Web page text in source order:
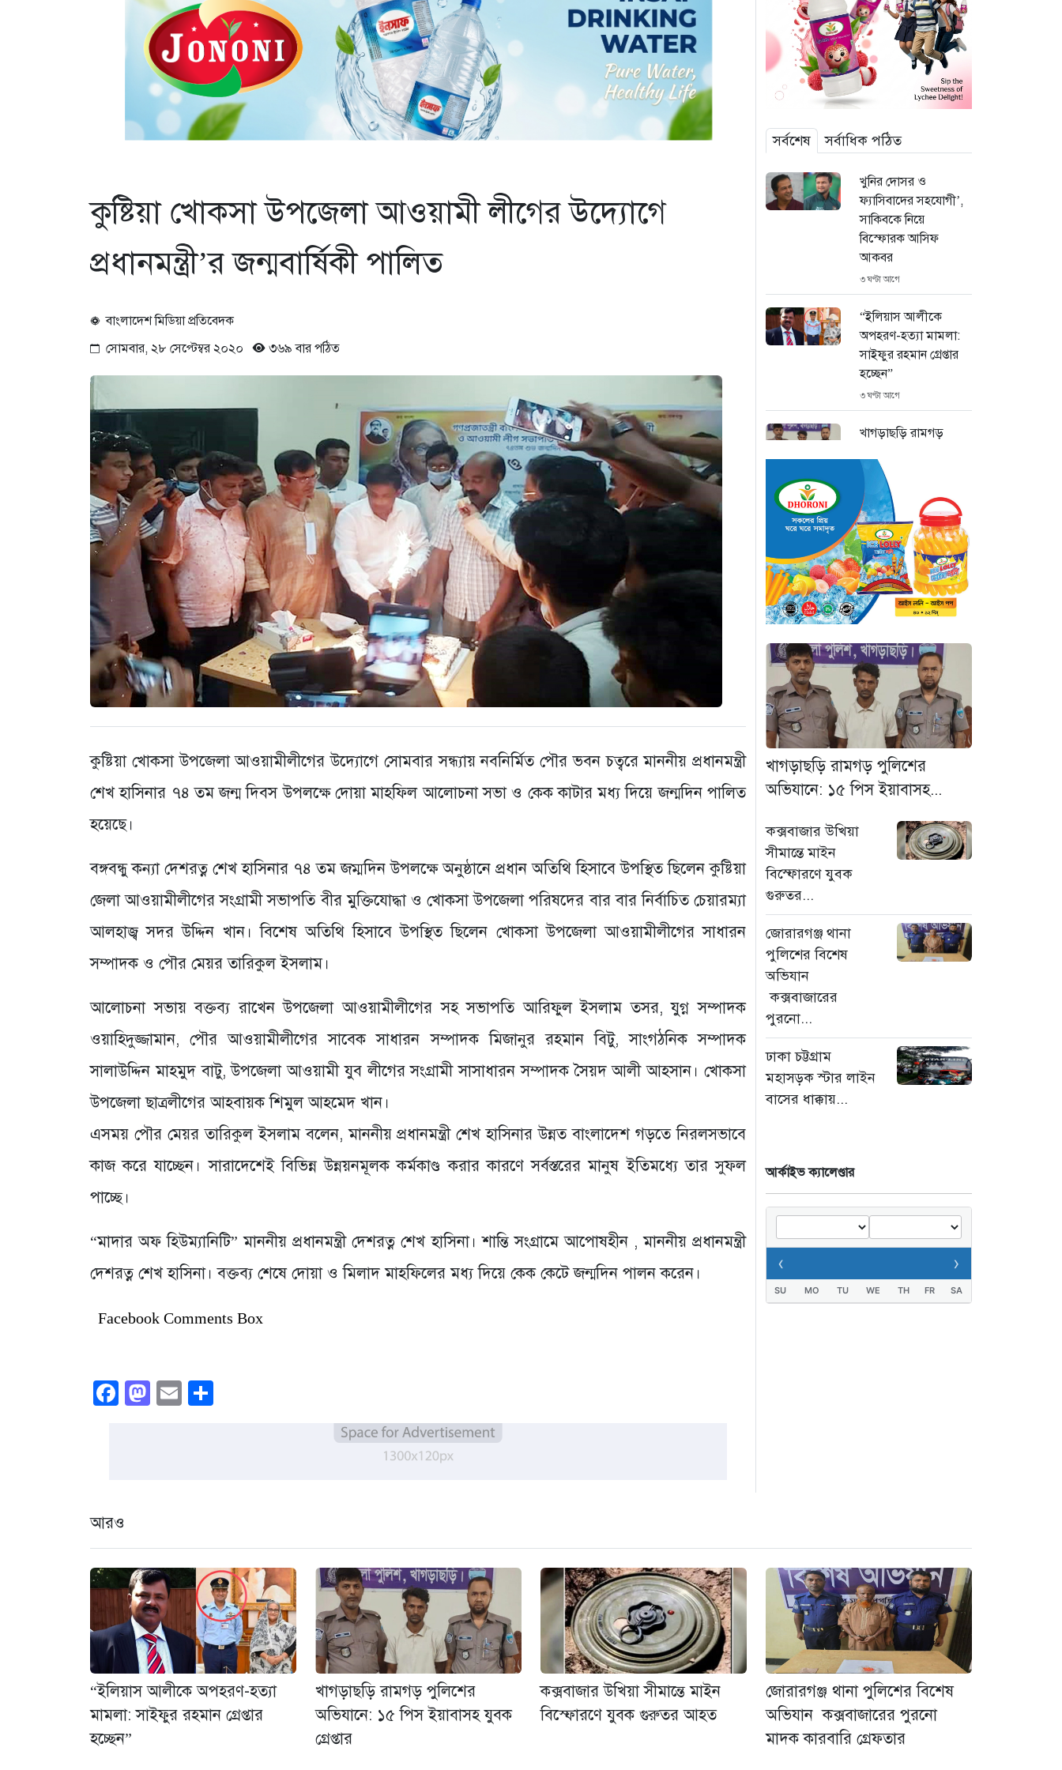
কুষ্টিয়া খোকসা উপজেলা আওয়ামী লীগের উদ্যোগে
প্রধানমন্ত্রী’র জন্মবার্ষিকী পালিত
বাংলাদেশ মিডিয়া প্রতিবেদক
সোমবার, ২৮ সেপ্টেম্বর ২০২০
৩৬৯ বার পঠিত
কুষ্টিয়া খোকসা উপজেলা আওয়ামীলীগের উদ্যোগে সোমবার সন্ধ্যায় নবনির্মিত পৌর ভবন চত্বরে মাননীয় প্রধানমন্ত্রী
শেখ হাসিনার ৭৪ তম জন্ম দিবস উপলক্ষে দোয়া মাহফিল আলোচনা সভা ও কেক কাটার মধ্য দিয়ে জন্মদিন পালিত
হয়েছে।
বঙ্গবন্ধু কন্যা দেশরত্ন শেখ হাসিনার ৭৪ তম জম্মদিন উপলক্ষে অনুষ্ঠানে প্রধান অতিথি হিসাবে উপস্থিত ছিলেন কুষ্টিয়া
জেলা আওয়ামীলীগের সংগ্রামী সভাপতি বীর মুক্তিযোদ্ধা ও খোকসা উপজেলা পরিষদের বার বার নির্বাচিত চেয়ারম্যা
আলহাজ্ব সদর উদ্দিন খান। বিশেষ অতিথি হিসাবে উপস্থিত ছিলেন খোকসা উপজেলা আওয়ামীলীগের সাধারন
সম্পাদক ও পৌর মেয়র তারিকুল ইসলাম।
আলোচনা সভায় বক্তব্য রাখেন উপজেলা আওয়ামীলীগের সহ সভাপতি আরিফুল ইসলাম তসর, যুগ্ন সম্পাদক
ওয়াহিদুজ্জামান, পৌর আওয়ামীলীগের সাবেক সাধারন সম্পাদক মিজানুর রহমান বিটু, সাংগঠনিক সম্পাদক
সালাউদ্দিন মাহমুদ বাটু, উপজেলা আওয়ামী যুব লীগের সংগ্রামী সাসাধারন সম্পাদক সৈয়দ আলী আহসান। খোকসা
উপজেলা ছাত্রলীগের আহবায়ক শিমুল আহমেদ খান।
এসময় পৌর মেয়র তারিকুল ইসলাম বলেন, মাননীয় প্রধানমন্ত্রী শেখ হাসিনার উন্নত বাংলাদেশ গড়তে নিরলসভাবে
কাজ করে যাচ্ছেন। সারাদেশেই বিভিন্ন উন্নয়নমূলক কর্মকাণ্ড করার কারণে সর্বস্তরের মানুষ ইতিমধ্যে তার সুফল
পাচ্ছে।
“মাদার অফ হিউম্যানিটি” মাননীয় প্রধানমন্ত্রী দেশরত্ন শেখ হাসিনা। শান্তি সংগ্রামে আপোষহীন , মাননীয় প্রধানমন্ত্রী
দেশরত্ন শেখ হাসিনা। বক্তব্য শেষে দোয়া ও মিলাদ মাহফিলের মধ্য দিয়ে কেক কেটে জন্মদিন পালন করেন।
Facebook Comments Box
Facebook
Mastodon
Email
সর্বশেষ সর্বাধিক পঠিত
খুনির দোসর ও
ফ্যাসিবাদের সহযোগী’,
সাকিবকে নিয়ে
বিস্ফোরক আসিফ
আকবর
৩ ঘণ্টা আগে
“ইলিয়াস আলীকে
অপহরণ-হত্যা মামলা:
সাইফুর রহমান গ্রেপ্তার
হচ্ছেন”
৩ ঘণ্টা আগে
খাগড়াছড়ি রামগড়
পিস ইয়াবাসহ যুবক
গ্রেপ্তার
৩ ঘণ্টা আগে
কক্সবাজার উখিয়া
সীমান্তে মাইন
বিস্ফোরণে যুবক গুরুতর
আহত
জোরারগঞ্জ থানা
পুলিশের বিশেষ অভিযান
কক্সবাজারের পুরনো
মাদক কারবারি গ্রেফতার
৩ ঘণ্টা আগে
ঢাকা চট্টগ্রাম মহাসড়ক
স্টার লাইন বাসের ধাক্কায়
অটোরিকশা চালক নিহত
৮৫ জন
৭ ঘণ্টা আগে
প্রধানমন্ত্রী: সমন্বিত
উদ্যোগের তাগিদ
৭ ঘণ্টা আগে
খাগড়াছড়ি রামগড় পুলিশের
অভিযানে: ১৫ পিস ইয়াবাসহ...
কক্সবাজার উখিয়া
সীমান্তে মাইন
বিস্ফোরণে যুবক
গুরুতর...
জোরারগঞ্জ থানা
পুলিশের বিশেষ
অভিযান
কক্সবাজারের
পুরনো...
ঢাকা চট্টগ্রাম
মহাসড়ক স্টার লাইন
বাসের ধাক্কায়...
আর্কাইভ ক্যালেণ্ডার
‹ ›
SU MO TU WE TH FR SA
আরও
“ইলিয়াস আলীকে অপহরণ-হত্যা
মামলা: সাইফুর রহমান গ্রেপ্তার
হচ্ছেন”
খাগড়াছড়ি রামগড় পুলিশের
অভিযানে: ১৫ পিস ইয়াবাসহ যুবক
গ্রেপ্তার
কক্সবাজার উখিয়া সীমান্তে মাইন
বিস্ফোরণে যুবক গুরুতর আহত
জোরারগঞ্জ থানা পুলিশের বিশেষ
অভিযান কক্সবাজারের পুরনো
মাদক কারবারি গ্রেফতার